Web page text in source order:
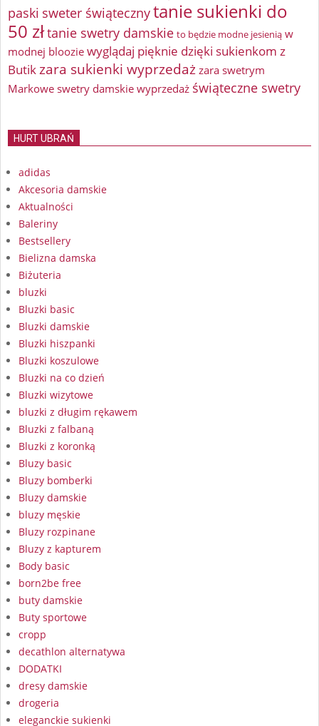
paski sweter świątecznytanie sukienki do
50 złtanie swetry damskie to będzie modne jesienią w
modnej bloozie wyglądaj pięknie dzięki sukienkom z
Butikzara sukienki wyprzedażzara swetrym
Markowe swetry damskie wyprzedaż świąteczne swetry
HURT UBRAŃ
adidas
Akcesoria damskie
Aktualności
Baleriny
Bestsellery
Bielizna damska
Biżuteria
bluzki
Bluzki basic
Bluzki damskie
Bluzki hiszpanki
Bluzki koszulowe
Bluzki na co dzień
Bluzki wizytowe
bluzki z długim rękawem
Bluzki z falbaną
Bluzki z koronką
Bluzy basic
Bluzy bomberki
Bluzy damskie
bluzy męskie
Bluzy rozpinane
Bluzy z kapturem
Body basic
born2be free
buty damskie
Buty sportowe
cropp
decathlon alternatywa
DODATKI
dresy damskie
drogeria
eleganckie sukienki